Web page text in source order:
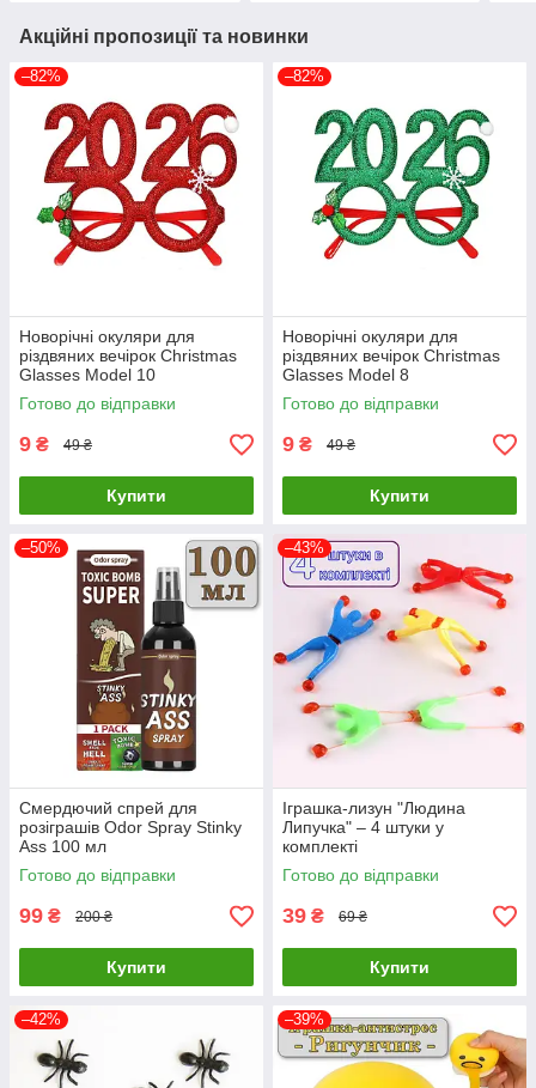
Акційні пропозиції та новинки
–82%
Новорічні окуляри для
різдвяних вечірок Christmas
Glasses Model 10
Готово до відправки
9 ₴ 49 ₴
Купити
–82%
Новорічні окуляри для
різдвяних вечірок Christmas
Glasses Model 8
Готово до відправки
9 ₴ 49 ₴
Купити
–50%
Смердючий спрей для
розіграшів Odor Spray Stinky
Ass 100 мл
Готово до відправки
99 ₴ 200 ₴
Купити
–43%
Іграшка-лизун "Людина
Липучка" – 4 штуки у
комплекті
Готово до відправки
39 ₴ 69 ₴
Купити
–42% –39%